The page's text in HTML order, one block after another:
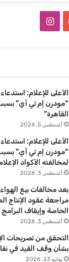
T
u
b
e
ق
ا
م
الأعلى للإعلام:
“مودرن إم تي أي” بسبب
القاهرة”
أغسطس 5, 2026
الأعلى للإعلام:
“مودرن إم تي أي”
لمخالفته الأكواد
أغسطس 3, 2026
بعد مخالفات بيع
مراجعة عقود الإنتاج
الخاصة وإيقاف البرامج
أغسطس 3, 2026
التحقق من تصريحات
بشأن وقف القيد في
يوليو 23, 2026